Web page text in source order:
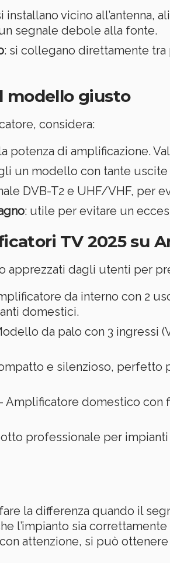
installano vicino all’antenna,
segnale debole alla fonte.
: si collegano direttamente
modello giusto
considera:
potenza di amplificazione.
un modello con tante
DVB-T2 e UHF/VHF, per
: utile per evitare un
TV 2025 su
apprezzati dagli utenti per
da interno con 2
domestici.
da palo con 3 ingressi
e silenzioso, perfetto
Amplificatore domestico con
professionale per
la differenza quando il
l’impianto sia
attenzione, si può